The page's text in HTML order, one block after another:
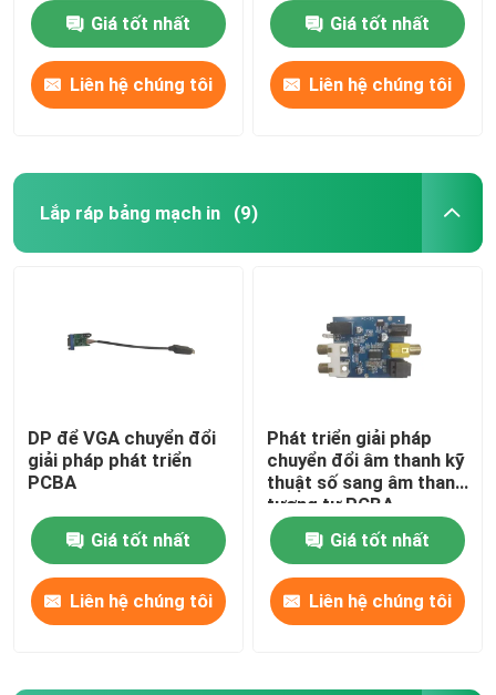
Giá tốt nhất
Liên hệ chúng tôi
Giá tốt nhất
Liên hệ chúng tôi
Lắp ráp bảng mạch in (9)
DP để VGA chuyển đổi
giải pháp phát triển
PCBA
Giá tốt nhất
Liên hệ chúng tôi
Phát triển giải pháp
chuyển đổi âm thanh kỹ
thuật số sang âm thanh
tương tự PCBA
Giá tốt nhất
Liên hệ chúng tôi